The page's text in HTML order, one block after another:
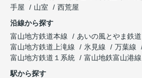
手屋
山室
西荒屋
沿線から探す
富山地方鉄道本線
あいの風とやま鉄道
富山地方鉄道上滝線
氷見線 万葉線
富山地方鉄道１系統
富山地鉄富山港線
駅から探す